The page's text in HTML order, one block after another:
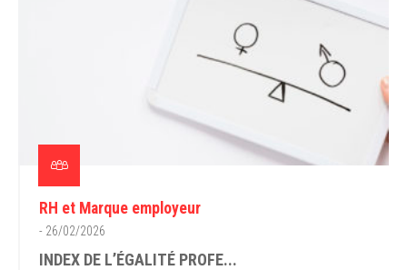
RH et Marque employeur
- 26/02/2026
INDEX DE L’ÉGALITÉ PROFE...